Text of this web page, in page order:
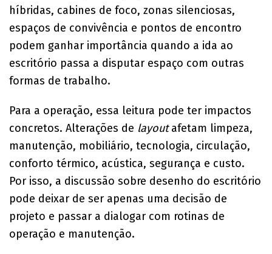
híbridas, cabines de foco, zonas silenciosas,
espaços de convivência e pontos de encontro
podem ganhar importância quando a ida ao
escritório passa a disputar espaço com outras
formas de trabalho.
Para a operação, essa leitura pode ter impactos
concretos. Alterações de layoutafetam limpeza,
manutenção, mobiliário, tecnologia, circulação,
conforto térmico, acústica, segurança e custo.
Por isso, a discussão sobre desenho do escritório
pode deixar de ser apenas uma decisão de
projeto e passar a dialogar com rotinas de
operação e manutenção.